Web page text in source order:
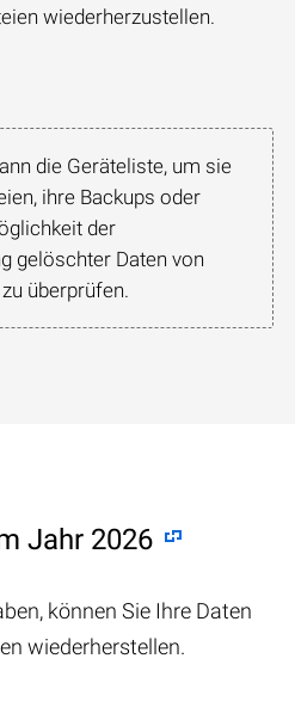
wiederherzustellen.
die Geräteliste, um sie
ihre Backups oder
der
gelöschter Daten von
überprüfen.
Jahr 2026
können Sie Ihre Daten
wiederherstellen.